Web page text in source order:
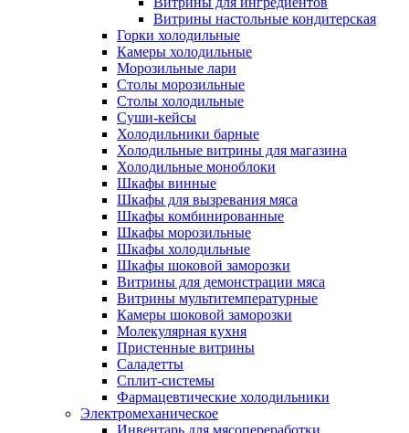
Витрины настольные кондитерская
Горки холодильные
Камеры холодильные
Морозильные лари
Столы морозильные
Столы холодильные
Суши-кейсы
Холодильники барные
Холодильные витрины для магазина
Холодильные моноблоки
Шкафы винные
Шкафы для вызревания мяса
Шкафы комбинированные
Шкафы морозильные
Шкафы холодильные
Шкафы шоковой заморозки
Витрины для демонстрации мяса
Витрины мультитемпературные
Камеры шоковой заморозки
Молекулярная кухня
Пристенные витрины
Саладетты
Сплит-системы
Фармацевтические холодильники
Электромеханическое
Инвентарь для мясопереработки